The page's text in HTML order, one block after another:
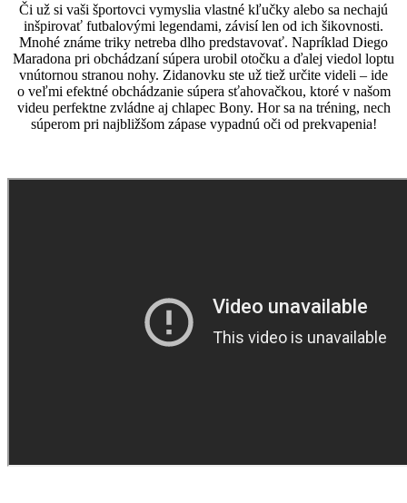
Či už si vaši športovci vymyslia vlastné kľučky alebo sa nechajú
inšpirovať futbalovými legendami, závisí len od ich šikovnosti.
Mnohé známe triky netreba dlho predstavovať. Napríklad Diego
Maradona pri obchádzaní súpera urobil otočku a ďalej viedol loptu
vnútornou stranou nohy. Zidanovku ste už tiež určite videli – ide
o veľmi efektné obchádzanie súpera sťahovačkou, ktoré v našom
videu perfektne zvládne aj chlapec Bony. Hor sa na tréning, nech
súperom pri najbližšom zápase vypadnú oči od prekvapenia!